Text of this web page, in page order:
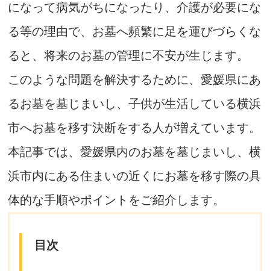
になって病気がちになったり、介護が必要にな
る等の理由で、お墓へ頻繁に足を運びづらくな
ると、将来のお墓の管理に不安が生じます。
このような問題を解決するために、愛媛県にあ
るお墓を墓じまいし、子供が生活している横浜
市へお墓を移す決断をする人が増えています。
本記事では、愛媛県内のお墓を墓じまいし、横
浜市内にある住まいの近くにお墓を移す際の具
体的な手順やポイントをご紹介します。
目次